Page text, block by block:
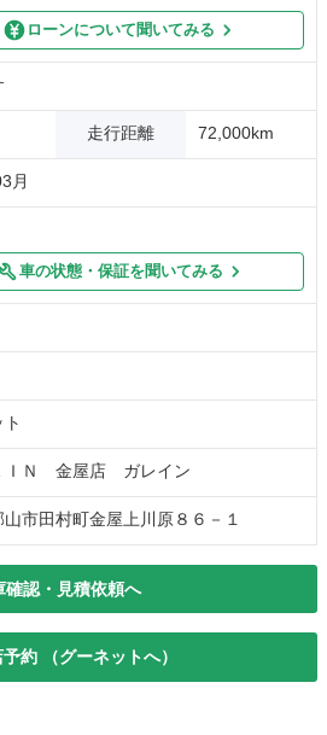
ローンについて聞いてみる
走行距離 72,000km
月
車の状態・保証を聞いてみる
ＩＮ 金屋店 ガレイン
市田村町金屋上川原８６－１
確認・見積依頼へ
約 （グーネットへ）